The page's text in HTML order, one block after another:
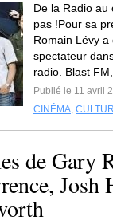
De la Radio au
pas !Pour sa
Romain Lévy
spectateur
radio. Blast
Publié le 11 avril
CINÉMA,
de Gary
Josh